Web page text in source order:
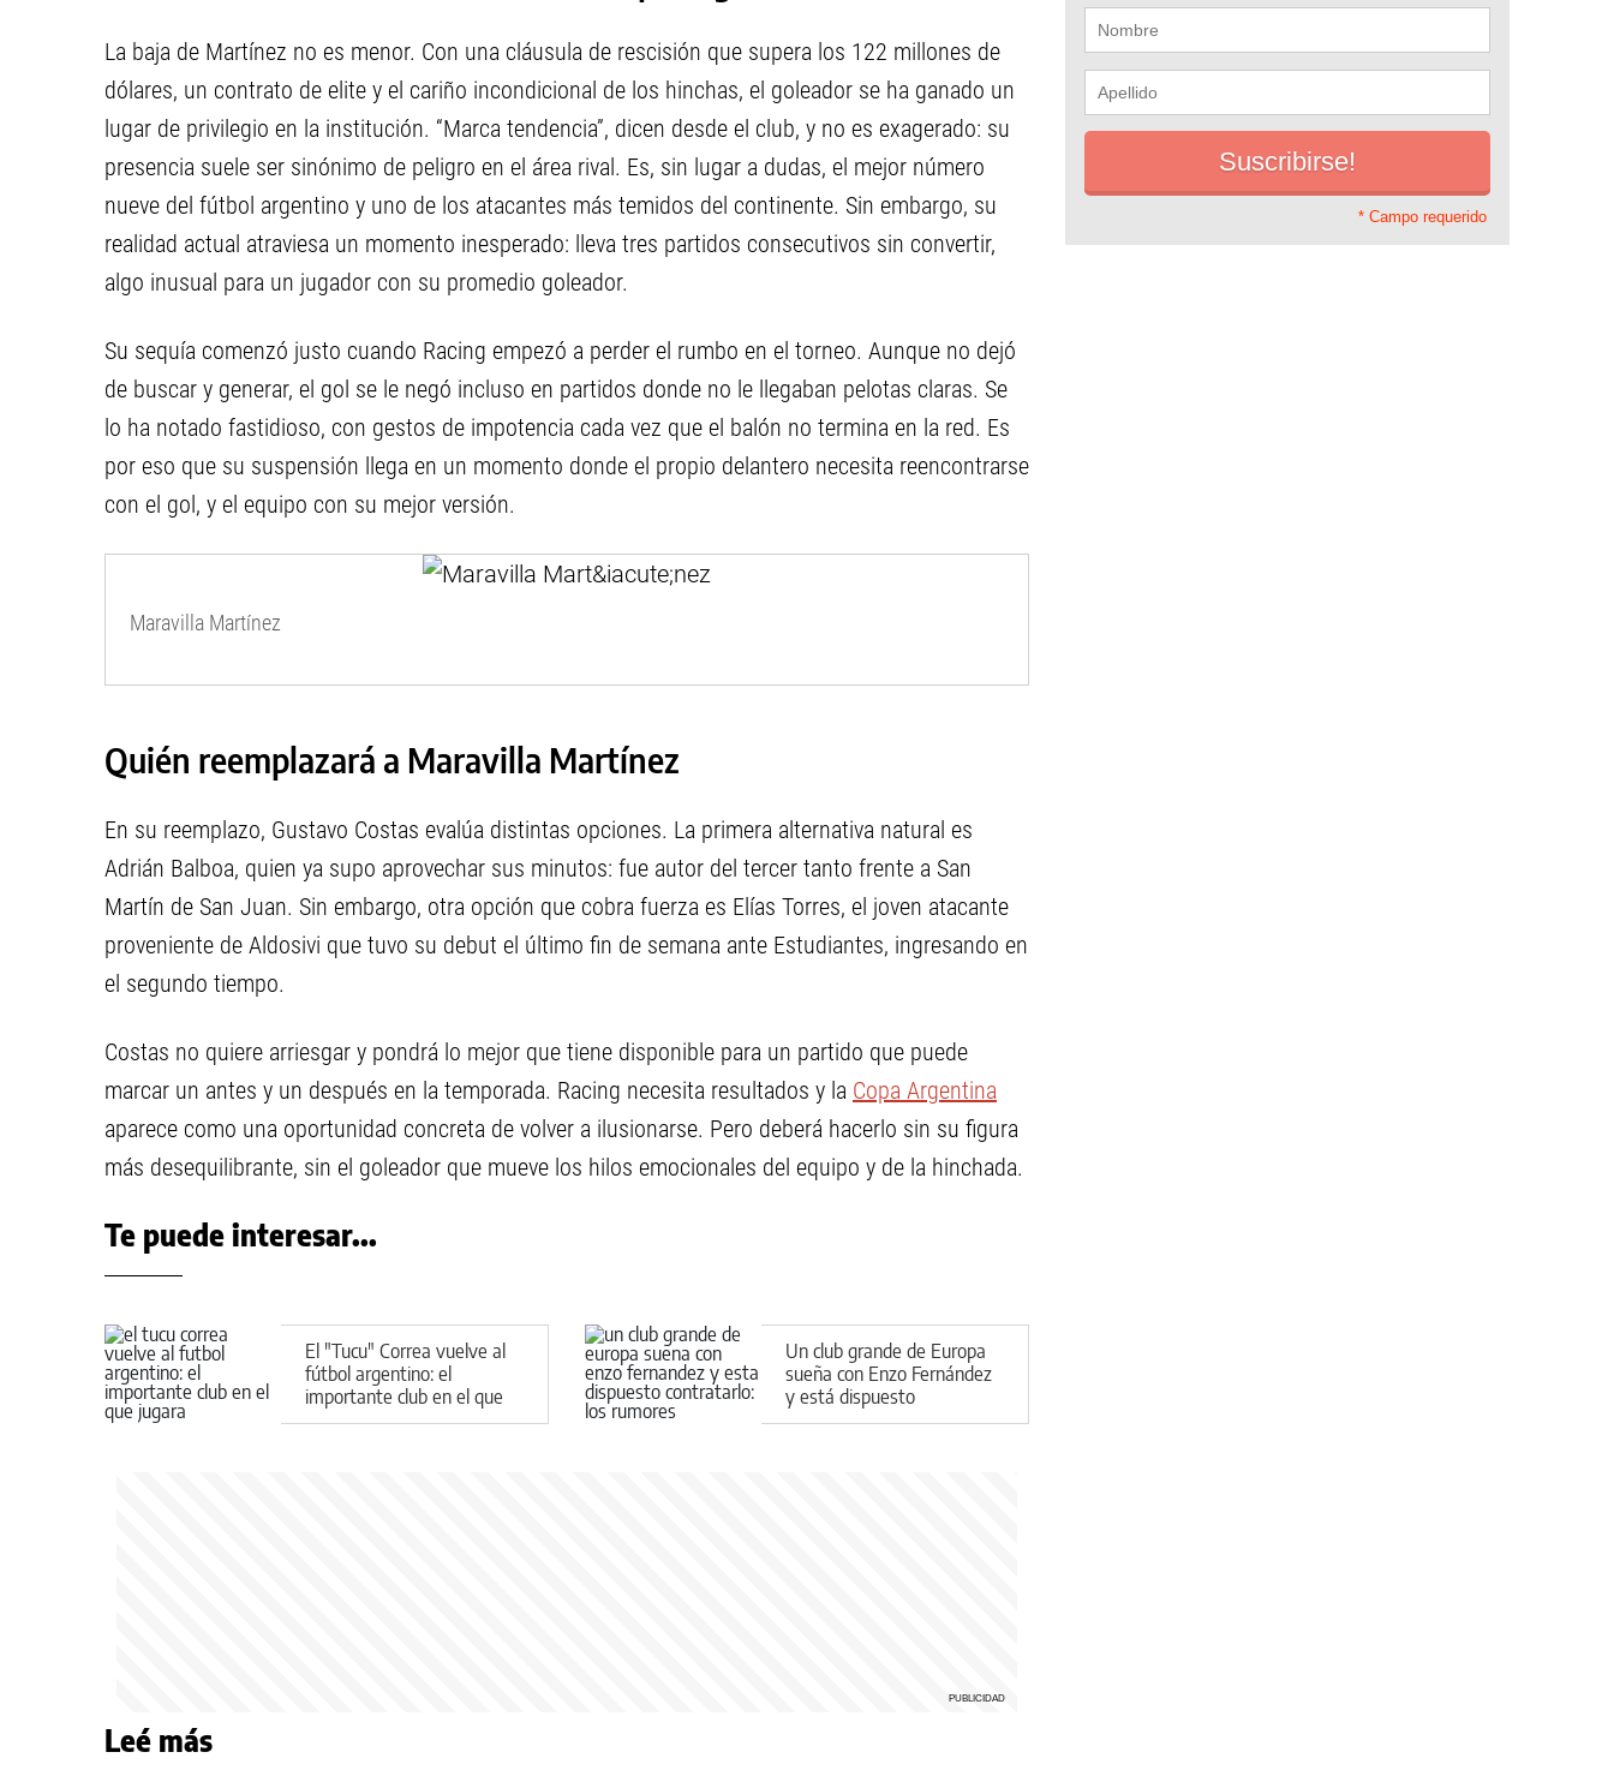
La baja de Martínez no es menor. Con una cláusula de rescisión que supera los 122 millones de
dólares, un contrato de elite y el cariño incondicional de los hinchas, el goleador se ha ganado un
lugar de privilegio en la institución. “Marca tendencia”, dicen desde el club, y no es exagerado: su
presencia suele ser sinónimo de peligro en el área rival. Es, sin lugar a dudas, el mejor número
nueve del fútbol argentino y uno de los atacantes más temidos del continente. Sin embargo, su
realidad actual atraviesa un momento inesperado: lleva tres partidos consecutivos sin convertir,
algo inusual para un jugador con su promedio goleador.
Su sequía comenzó justo cuando Racing empezó a perder el rumbo en el torneo. Aunque no dejó
de buscar y generar, el gol se le negó incluso en partidos donde no le llegaban pelotas claras. Se
lo ha notado fastidioso, con gestos de impotencia cada vez que el balón no termina en la red. Es
por eso que su suspensión llega en un momento donde el propio delantero necesita reencontrarse
con el gol, y el equipo con su mejor versión.
Maravilla Martínez
Quién reemplazará a Maravilla Martínez
En su reemplazo, Gustavo Costas evalúa distintas opciones. La primera alternativa natural es
Adrián Balboa, quien ya supo aprovechar sus minutos: fue autor del tercer tanto frente a San
Martín de San Juan. Sin embargo, otra opción que cobra fuerza es Elías Torres, el joven atacante
proveniente de Aldosivi que tuvo su debut el último fin de semana ante Estudiantes, ingresando en
el segundo tiempo.
Costas no quiere arriesgar y pondrá lo mejor que tiene disponible para un partido que puede
marcar un antes y un después en la temporada. Racing necesita resultados y la Copa Argentina
aparece como una oportunidad concreta de volver a ilusionarse. Pero deberá hacerlo sin su figura
más desequilibrante, sin el goleador que mueve los hilos emocionales del equipo y de la hinchada.
Te puede interesar...
El "Tucu" Correa vuelve al
fútbol argentino: el
importante club en el que
jugará
Un club grande de Europa
sueña con Enzo Fernández
y está dispuesto
contratarlo: los rumores
* Campo requerido
Leé más